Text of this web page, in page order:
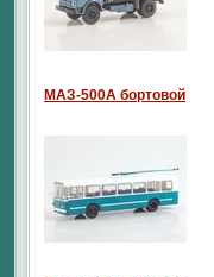
МАЗ-500А бортовой